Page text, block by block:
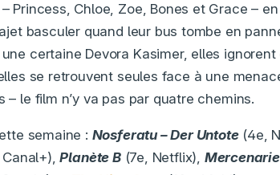
Princess, Chloe, Zoe, Bones et Grace –
basculer quand leur bus tombe en
certaine Devora Kasimer, elles
se retrouvent seules face à une
le film n’y va pas par quatre chemins.
semaine : Nosferatu – Der Untote(4e,
Canal+),Planète B(7e, Netflix),